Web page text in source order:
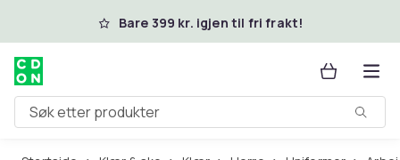
Hopp til hovedinnholdBare 399 kr. igjen til fri frakt!
Søk etter produkter